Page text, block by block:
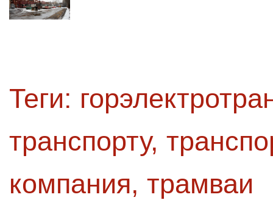
Теги:
транспорту,
компания, трамваи